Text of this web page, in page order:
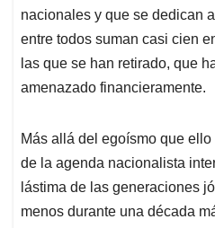
nacionales y que se dedican
entre todos suman casi cien
las que se han retirado, que
amenazado financieramente.
Más allá del egoísmo que
de la agenda nacionalista
lástima de las generaciones
menos durante una década